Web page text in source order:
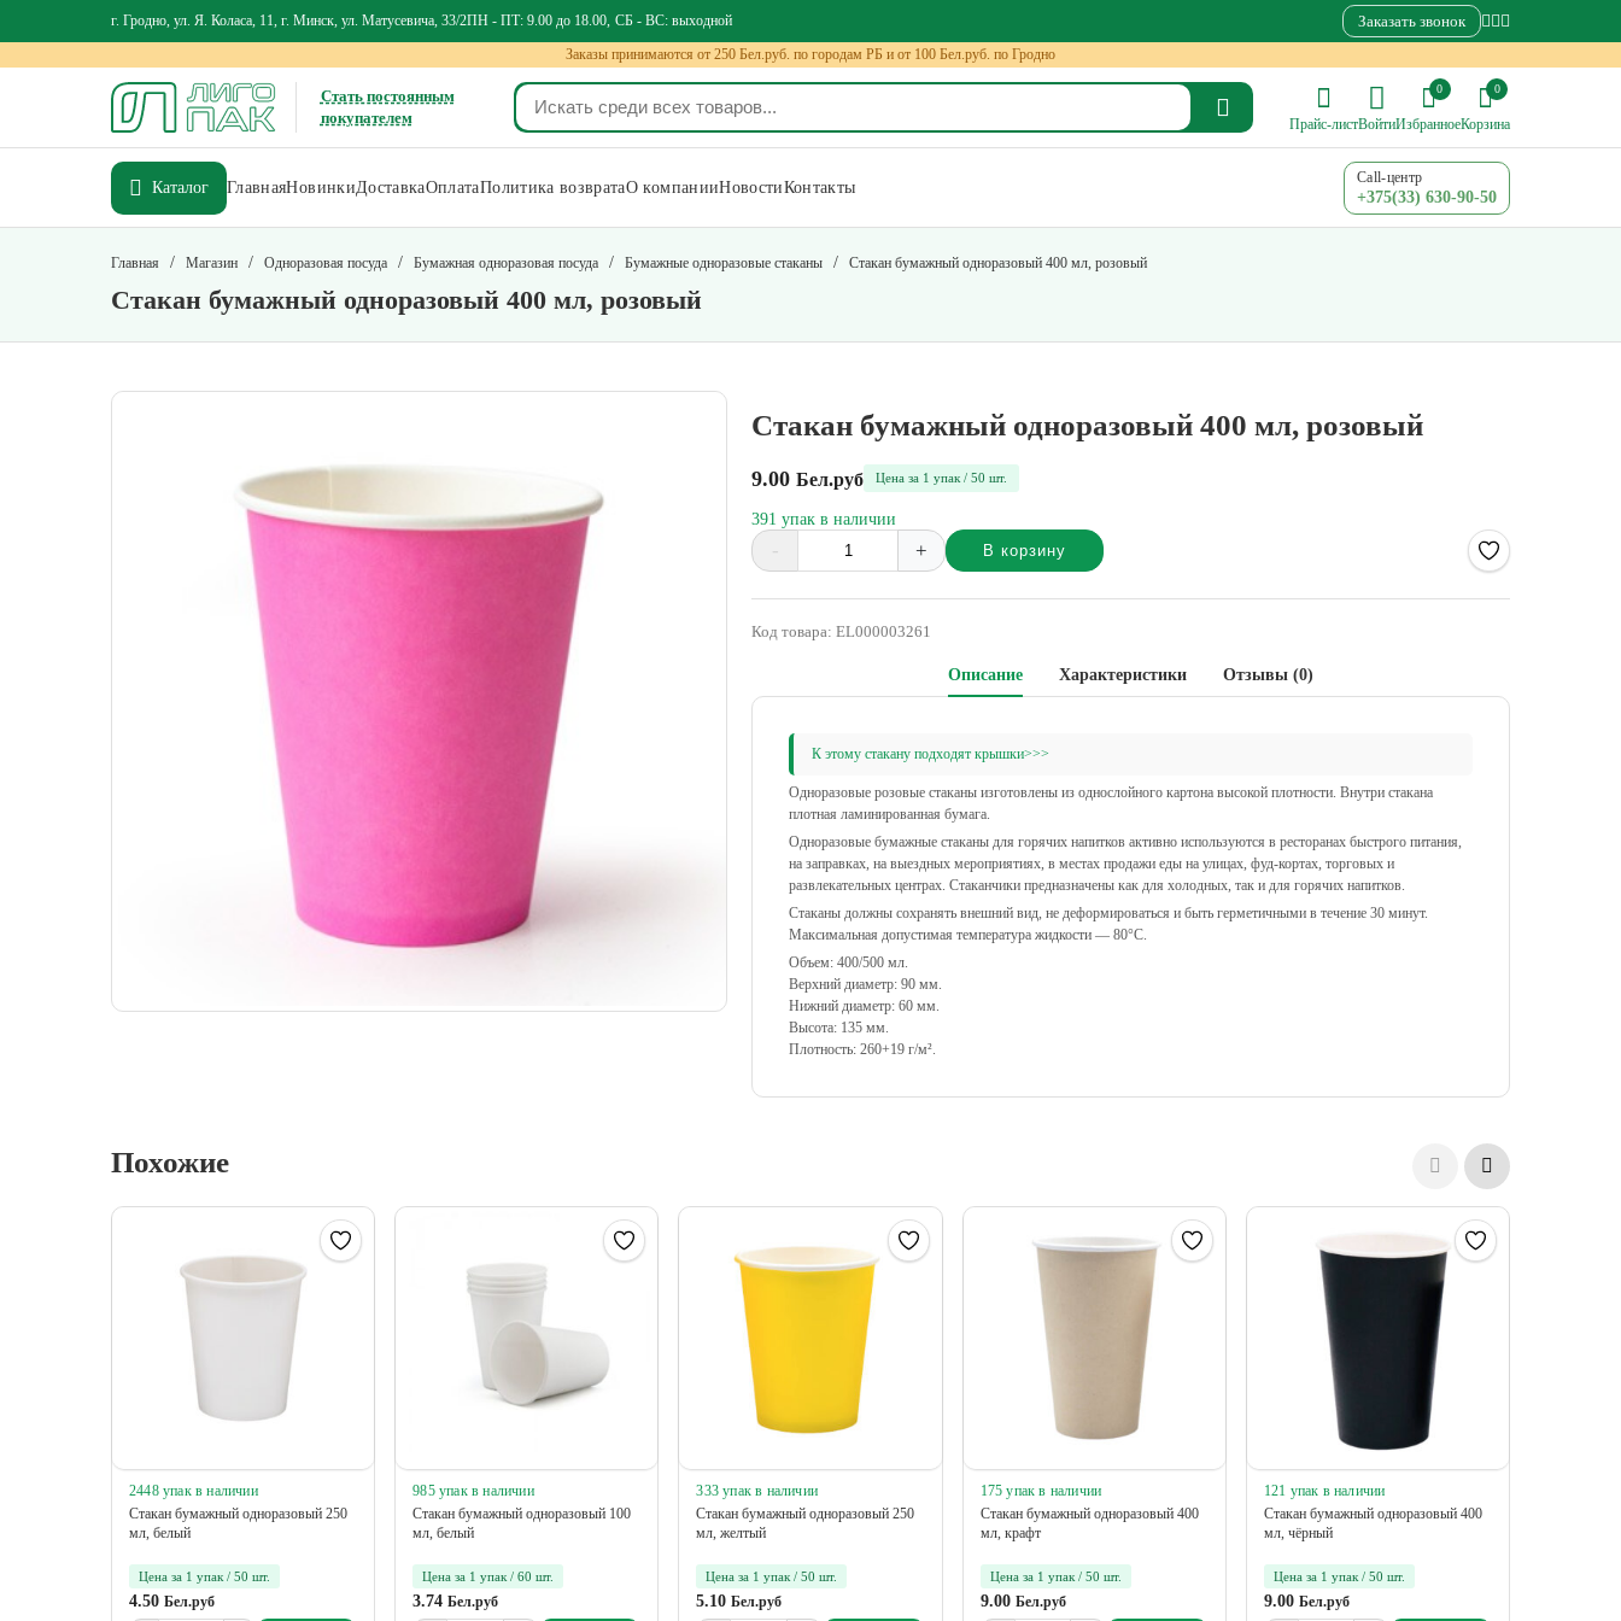
г. Гродно, ул. Я. Коласа, 11, г. Минск, ул. Матусевича, 33/2ПН - ПТ: 9.00 до 18.00 СБ - ВС: выходной Заказать звонок
Заказы принимаются от 250 Бел.руб. по городам РБ и от 100 Бел.руб. по Гродно
Стать постоянным
покупателем
Прайс-листВойти
0
Избранное
0
Корзина
Каталог ГлавнаяНовинкиДоставкаОплатаПолитика возвратаО компанииНовостиКонтакты
Call-центр
+375(33) 630-90-50
Главная / Магазин / Одноразовая посуда / Бумажная одноразовая посуда / Бумажные одноразовые стаканы / Стакан бумажный одноразовый 400 мл, розовый
Стакан бумажный одноразовый 400 мл, розовый
Стакан бумажный одноразовый 400 мл, розовый
9.00 Бел.руб Цена за 1 упак / 50 шт.
391 упак в наличии
- + В корзину
Alternative:
Код товара: EL000003261
Описание Характеристики Отзывы (0)
К этому стакану подходят крышки>>>
Одноразовые розовые стаканы изготовлены из однослойного картона высокой плотности. Внутри стакана
плотная ламинированная бумага.
Одноразовые бумажные стаканы для горячих напитков активно используются в ресторанах быстрого питания,
на заправках, на выездных мероприятиях, в местах продажи еды на улицах, фуд-кортах, торговых и
развлекательных центрах. Стаканчики предназначены как для холодных, так и для горячих напитков.
Стаканы должны сохранять внешний вид, не деформироваться и быть герметичными в течение 30 минут.
Максимальная допустимая температура жидкости — 80°C.
Объем: 400/500 мл.
Верхний диаметр: 90 мм.
Нижний диаметр: 60 мм.
Высота: 135 мм.
Плотность: 260+19 г/м².
Похожие
2448 упак в наличии
Стакан бумажный одноразовый 250
мл, белый
Цена за 1 упак / 50 шт.
4.50 Бел.руб
985 упак в наличии
Стакан бумажный одноразовый 100
мл, белый
Цена за 1 упак / 60 шт.
3.74Бел.руб
333 упак в наличии
Стакан бумажный одноразовый 250
мл, желтый
Цена за 1 упак / 50 шт.
5.10Бел.руб
175 упак в наличии
Стакан бумажный одноразовый 400
мл, крафт
Цена за 1 упак / 50 шт.
9.00 Бел.руб
121 упак в наличии
Стакан бумажный одноразовый 400
мл, чёрный
Цена за 1 упак / 50 шт.
9.00 Бел.руб